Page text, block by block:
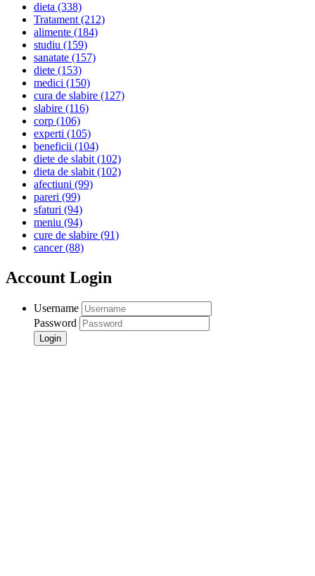
dieta (338)
Tratament(212)
alimente (184)
studiu (159)
sanatate (157)
diete (153)
medici (150)
cura de slabire (127)
slabire (116)
corp (106)
experti (105)
beneficii (104)
diete de slabit(102)
dieta de slabit(102)
afectiuni (99)
pareri (99)
sfaturi (94)
meniu (94)
cure de slabire (91)
cancer(88)
Account Login
Username
Password